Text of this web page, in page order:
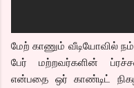
மேற் காணும் வீடியோவில்
பேர் மற்றவர்களின்
என்பதை ஒர் காண்டிட்